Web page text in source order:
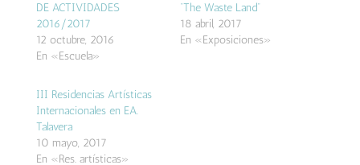
DE ACTIVIDADES
2016/2017
12 octubre, 2016
En «Escuela»
“The Waste Land”
18 abril, 2017
En «Exposiciones»
III Residencias Artísticas
Internacionales en EA.
Talavera
10 mayo, 2017
En «Res. artísticas»